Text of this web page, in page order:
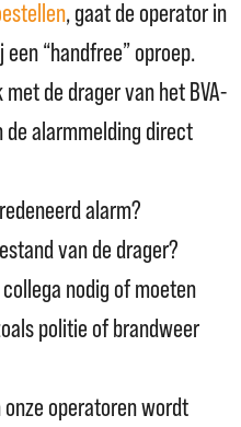
, gaat de operator in
“handfree” oproep.
de drager van het BVA-
alarmmelding direct
alarm?
van de drager?
nodig of moeten
politie of brandweer
onze operatoren wordt